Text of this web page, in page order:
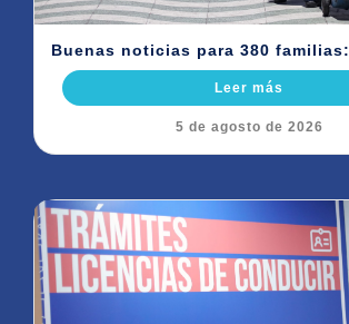
Buenas noticias para 380 familias:
Leer más
5 de agosto de 2026